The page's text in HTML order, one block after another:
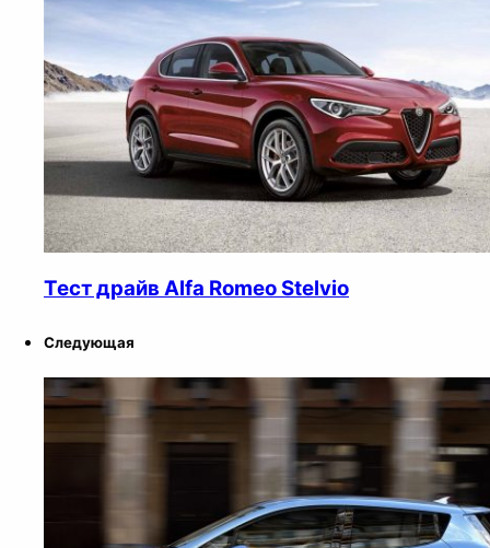
Тест драйв Alfa Romeo Stelvio
Следующая